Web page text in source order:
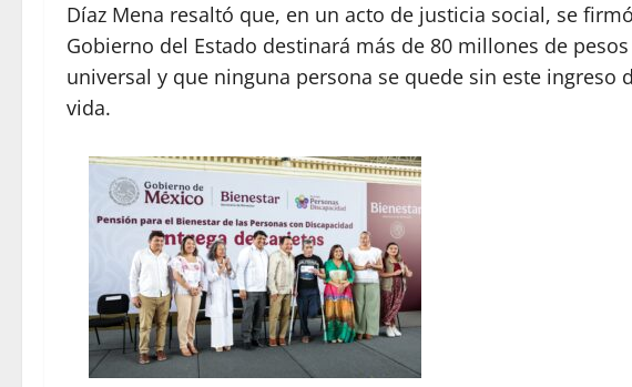
Díaz Mena resaltó que, en un acto de justicia social, se
Gobierno del Estado destinará más de 80 millones de
universal y que ninguna persona se quede sin este ingreso
vida.